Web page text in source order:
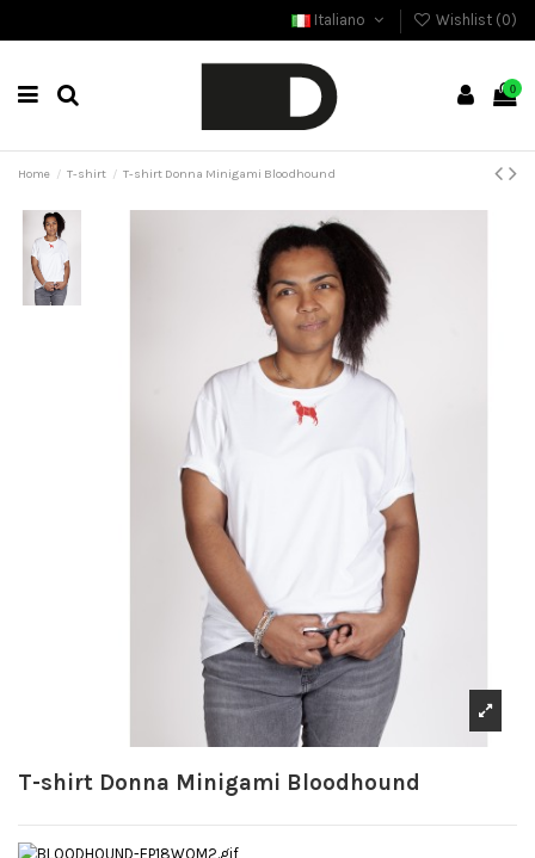
Italiano Wishlist (0)
0
Home T-shirt T-shirt Donna Minigami Bloodhound
T-shirt Donna Minigami Bloodhound